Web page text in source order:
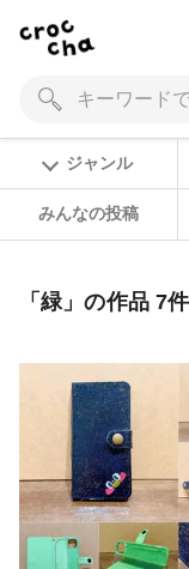
ジャンル
みんなの投稿
「緑」の作品 7件